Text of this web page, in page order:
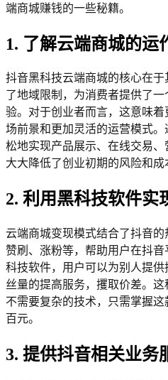
端商城赚钱的一些秘籍。
1. 了解云端商城的运
抖音黑科技云端商城的核心在
了地域限制，为消费者提供了
验。对于创业者而言，这意味
场前景和更加灵活的运营模式
松地实现产品展示、在线交易、
大大降低了创业初期的风险和成
2. 利用黑科技软件实
云端商城变现模式结合了抖音的
赞刷、涨粉等，帮助用户在抖
科技软件，用户可以为别人提
丝量的提高服务，攫取价差。
不需要复杂的技术，只需掌握
百元。
3. 提供抖音相关业务